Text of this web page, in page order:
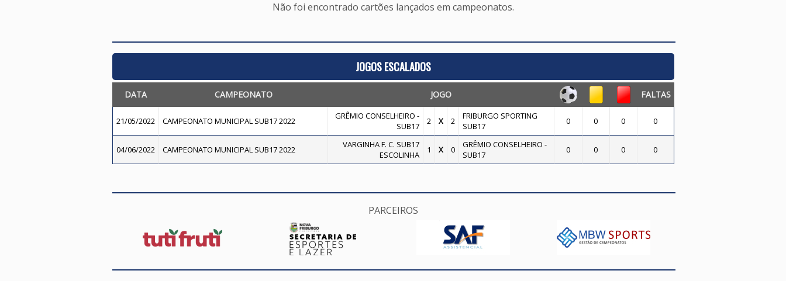
Não foi encontrado cartões lançados em campeonatos.
JOGOS ESCALADOS
DATA CAMPEONATO JOGO FALTAS
21/05/2022 CAMPEONATO MUNICIPAL SUB17 2022
GRÊMIO CONSELHEIRO -
SUB17
2 X 2
FRIBURGO SPORTING
SUB17
0 0 0 0
04/06/2022 CAMPEONATO MUNICIPAL SUB17 2022
VARGINHA F. C. SUB17
ESCOLINHA
1 X 0
GRÊMIO CONSELHEIRO -
SUB17
0 0 0 0
PARCEIROS